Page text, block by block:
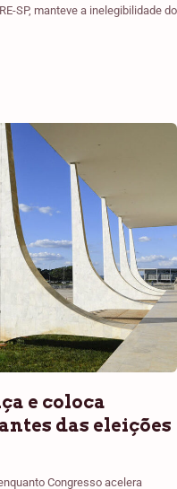
SP, manteve a inelegibilidade do
e coloca
das eleições
Congresso acelera